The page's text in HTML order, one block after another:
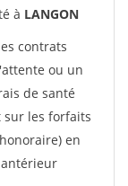
à LANGON
contrats
ou un
de santé
sur les forfaits
en